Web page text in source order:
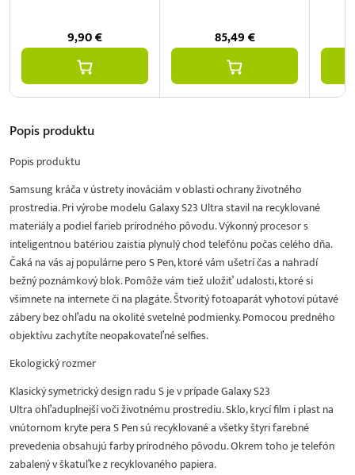
9,90€ 85,49€
Popisproduktu
Popis produktu
Samsung kráča v ústrety inováciám v oblasti ochrany životného
prostredia. Pri výrobe modelu Galaxy S23 Ultra stavil na recyklované
materiály a podiel farieb prírodného pôvodu. Výkonný procesor s
inteligentnou batériou zaistia plynulý chod telefónu počas celého dňa.
Čaká na vás aj populárne pero S Pen, ktoré vám ušetrí čas a nahradí
bežný poznámkový blok. Pomôže vám tiež uložiť udalosti, ktoré si
všimnete na internete či na plagáte. Štvoritý fotoaparát vyhotoví pútavé
zábery bez ohľadu na okolité svetelné podmienky. Pomocou predného
objektívu zachytíte neopakovateľné selfies.
Ekologický rozmer
Klasický symetrický design radu S je v prípade Galaxy S23
Ultra ohľaduplnejší voči životnému prostrediu. Sklo, krycí film i plast na
vnútornom kryte pera S Pen sú recyklované a všetky štyri farebné
prevedenia obsahujú farby prírodného pôvodu. Okrem toho je telefón
zabalený v škatuľke z recyklovaného papiera.